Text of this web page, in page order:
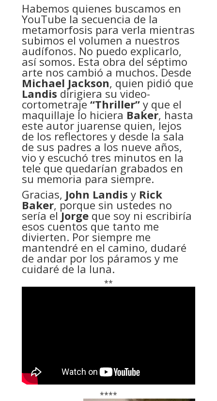
Habemos quienes buscamos en
YouTube la secuencia de la
metamorfosis para verla mientras
subimos el volumen a nuestros
audífonos. No puedo explicarlo,
así somos. Esta obra del séptimo
arte nos cambió a muchos. Desde
Michael Jackson, quien pidió que
Landis dirigiera su video-
cortometraje “Thriller”y que el
maquillaje lo hiciera Baker, hasta
este autor juarense quien, lejos
de los reflectores y desde la sala
de sus padres a los nueve años,
vio y escuchó tres minutos en la
tele que quedarían grabados en
su memoria para siempre.
Gracias, John Landis y Rick
Baker, porque sin ustedes no
sería elJorgeque soy ni escribiría
esos cuentos que tanto me
divierten. Por siempre me
mantendré en el camino, dudaré
de andar por los páramos y me
cuidaré de la luna.
**
****